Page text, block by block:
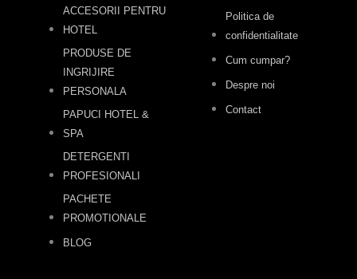
ACCESORII PENTRU
HOTEL
PRODUSE DE
INGRIJIRE
PERSONALA
PAPUCI HOTEL &
SPA
DETERGENTI
PROFESIONALI
PACHETE
PROMOTIONALE
BLOG
Politica de
confidentialitate
Cum cumpar?
Despre noi
Contact